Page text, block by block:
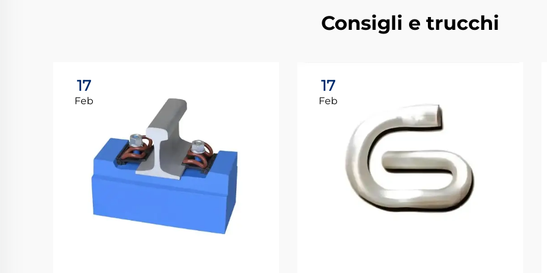
Consigli e trucchi
17
Feb
17
Feb